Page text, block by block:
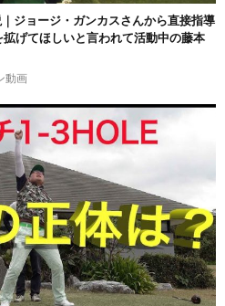
ジョージ・ガンカスさんから直接指導
げてほしいと言われて活動中の藤本
動画